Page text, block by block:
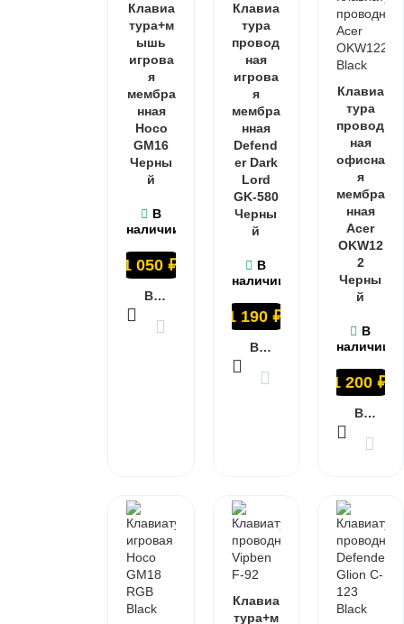
Клавиа
тура+м
ышь
игрова
я
мембра
нная
Hoco
GM16
Черны
й
В
наличии
1 050₽
В КОРЗИНУ
Клавиа
тура
провод
ная
игрова
я
мембра
нная
Defend
er Dark
Lord
GK-580
Черны
й
В
наличии
1 190₽
В КОРЗИНУ
Клавиа
тура
провод
ная
офисна
я
мембра
нная
Acer
OKW12
2
Черны
й
В
наличии
1 200₽
В КОРЗИНУ
Клавиа
тура+м